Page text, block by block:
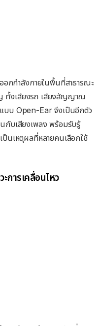
กกำลังกายในพื้นที่สาธารณะ
ทั้งเสียงรถ เสียงสัญญาณ
บบ Open-Ear จึงเป็นอีกตัว
นกับเสียงเพลง พร้อมรับรู้
ป็นเหตุผลที่หลายคนเลือกใช้
การเคลื่อนไหว